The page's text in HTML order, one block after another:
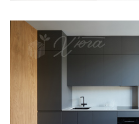
Минимализм
Размеры, ширина:Небольшие
10-12 кв.м
Мебель - тип:Угловая